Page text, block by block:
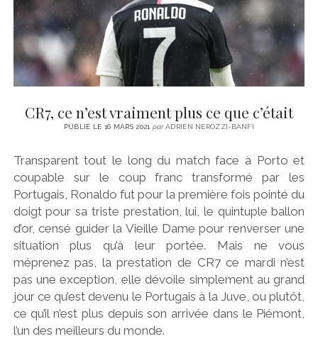
CR7, ce n’est vraiment plus ce que c’était
PUBLIÉ LE 16 MARS 2021 parADRIEN NEROZZI-BANFI
Transparent tout le long du match face à Porto et
coupable sur le coup franc transformé par les
Portugais, Ronaldo fut pour la première fois pointé du
doigt pour sa triste prestation, lui, le quintuple ballon
d’or, censé guider la Vieille Dame pour renverser une
situation plus qu’à leur portée. Mais ne vous
méprenez pas, la prestation de CR7 ce mardi n’est
pas une exception, elle dévoile simplement au grand
jour ce qu’est devenu le Portugais à la Juve, ou plutôt,
ce qu’il n’est plus depuis son arrivée dans le Piémont,
l’un des meilleurs du monde.